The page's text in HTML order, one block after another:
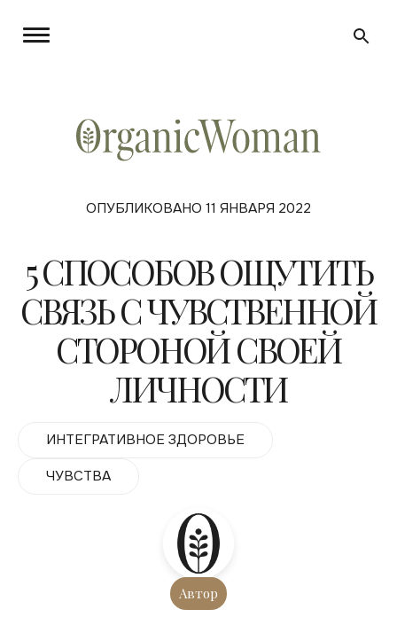
ОПУБЛИКОВАНО 11 ЯНВАРЯ 2022
5 СПОСОБОВ ОЩУТИТЬ
СВЯЗЬ С ЧУВСТВЕННОЙ
СТОРОНОЙ СВОЕЙ
ЛИЧНОСТИ
ИНТЕГРАТИВНОЕ ЗДОРОВЬЕ
ЧУВСТВА
Автор